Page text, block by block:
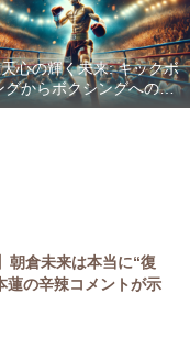
心の輝く未来: キックボ
グからボクシングへの成
功した転身
朝倉未来は本当に“復
蓮の辛辣コメントが示